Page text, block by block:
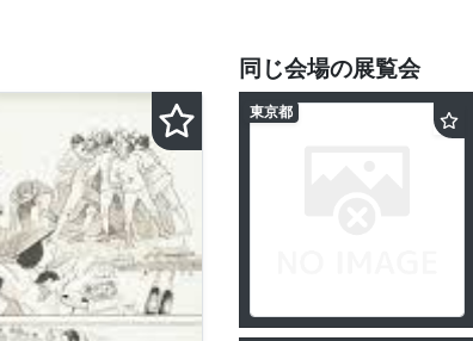
同じ会場の展覧会
東京都